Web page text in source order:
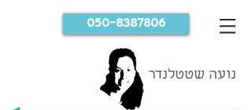
נועה שטטלנדר
050-8387806